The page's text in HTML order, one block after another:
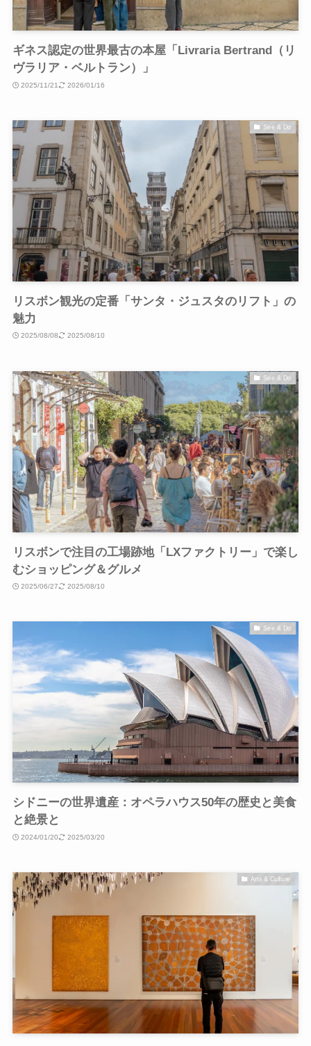
ギネス認定の世界最古の本屋「Livraria Bertrand（リ
ヴラリア・ベルトラン）」
2025/11/21 2026/01/16
See & Do
リスボン観光の定番「サンタ・ジュスタのリフト」の
魅力
2025/08/08 2025/08/10
See & Do
リスボンで注目の工場跡地「LXファクトリー」で楽し
むショッピング＆グルメ
2025/06/27 2025/08/10
See & Do
シドニーの世界遺産：オペラハウス50年の歴史と美食
と絶景と
2024/01/20 2025/03/20
Arts & Culture